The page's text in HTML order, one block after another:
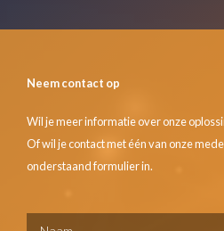
Neem contact op
Wil je meer informatie over onze
Of wil je contact met één van onze
onderstaand formulier in.